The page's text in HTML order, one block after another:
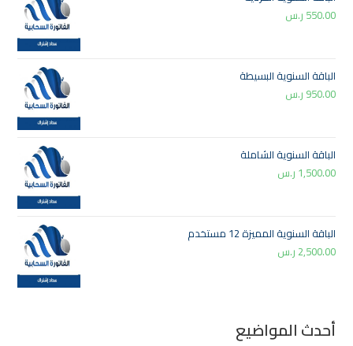
550.00 ر.س
الباقة السنوية البسيطة
950.00 ر.س
الباقة السنوية الشاملة
1,500.00 ر.س
الباقة السنوية المميزة 12 مستخدم
2,500.00 ر.س
أحدث المواضيع